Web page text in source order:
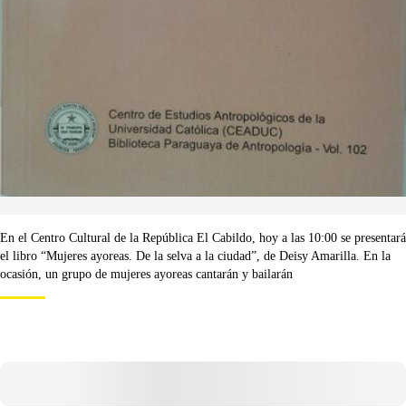
En el Centro Cultural de la República El Cabildo, hoy a las 10:00 se presentará
el libro “Mujeres ayoreas. De la selva a la ciudad”, de Deisy Amarilla. En la
ocasión, un grupo de mujeres ayoreas cantarán y bailarán